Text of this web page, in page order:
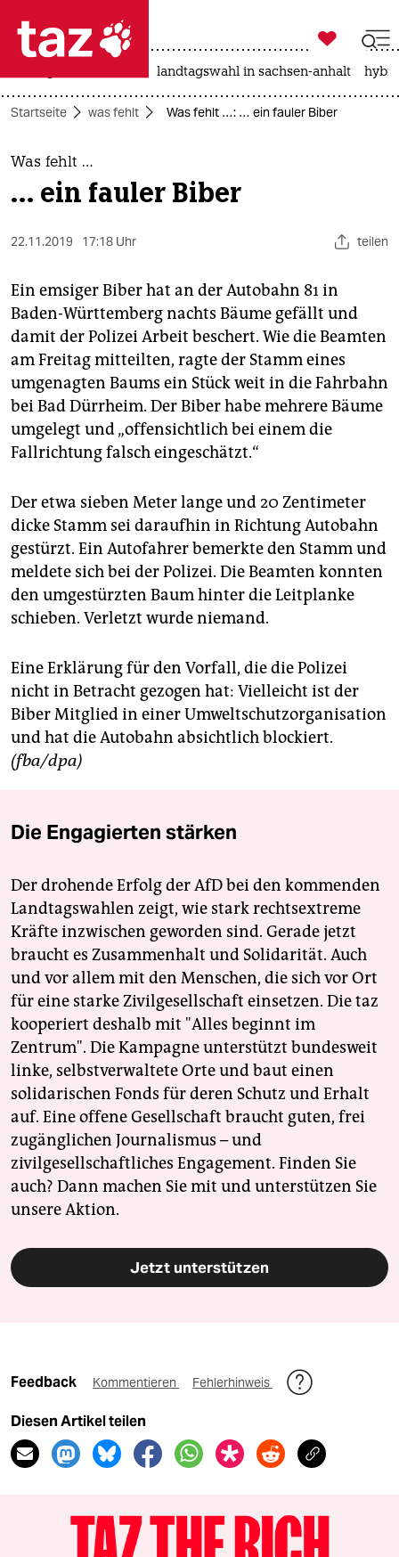
 taz zahl ich
taz zahl ich
themen
politik
öko
gesellschaft
kultur
sport
berlin
nord
verlag
verlag
veranstaltungen
shop
fragen & hilfe
unterstützen
abo
genossenschaft

taz zahl ich
landtagswahl in sachsen-anhalt
Startseite was fehlt Was fehlt …: … ein fauler Biber
Was fehlt …
… ein fauler Biber
22.11.2019 17:18 Uhr teilen
Ein emsiger Biber hat an der Autobahn 81 in
Baden-Württemberg nachts Bäume gefällt und
damit der Polizei Arbeit beschert. Wie die Beamten
am Freitag mitteilten, ragte der Stamm eines
umgenagten Baums ein Stück weit in die Fahrbahn
bei Bad Dürrheim. Der Biber habe mehrere Bäume
umgelegt und „offensichtlich bei einem die
Fallrichtung falsch eingeschätzt.“
Der etwa sieben Meter lange und 20 Zentimeter
dicke Stamm sei daraufhin in Richtung Autobahn
gestürzt. Ein Autofahrer bemerkte den Stamm und
meldete sich bei der Polizei. Die Beamten konnten
den umgestürzten Baum hinter die Leitplanke
schieben. Verletzt wurde niemand.
Eine Erklärung für den Vorfall, die die Polizei
nicht in Betracht gezogen hat: Vielleicht ist der
Biber Mitglied in einer Umweltschutzorganisation
und hat die Autobahn absichtlich blockiert.
(fba/dpa)
Die Engagierten stärken
Der drohende Erfolg der AfD bei den kommenden
Landtagswahlen zeigt, wie stark rechtsextreme
Kräfte inzwischen geworden sind. Gerade jetzt
braucht es Zusammenhalt und Solidarität. Auch
und vor allem mit den Menschen, die sich vor Ort
für eine starke Zivilgesellschaft einsetzen. Die taz
kooperiert deshalb mit "Alles beginnt im
Zentrum". Die Kampagne unterstützt bundesweit
linke, selbstverwaltete Orte und baut einen
solidarischen Fonds für deren Schutz und Erhalt
auf. Eine offene Gesellschaft braucht guten, frei
zugänglichen Journalismus – und
zivilgesellschaftliches Engagement. Finden Sie
auch? Dann machen Sie mit und unterstützen Sie
unsere Aktion.
Jetzt unterstützen
Feedback Kommentieren Fehlerhinweis
Diesen Artikel teilen